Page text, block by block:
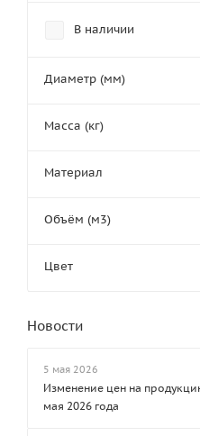
В наличии
Диаметр (мм)
Масса (кг)
Материал
Объём (м3)
Цвет
Новости
5 мая 2026
Изменение цен на
мая 2026 года